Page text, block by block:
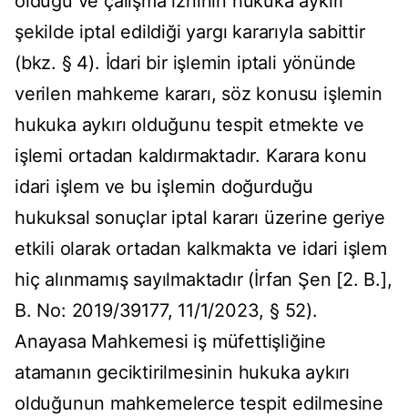
şekilde iptal edildiği yargı kararıyla sabittir
(bkz. § 4). İdari bir işlemin iptali yönünde
verilen mahkeme kararı, söz konusu işlemin
hukuka aykırı olduğunu tespit etmekte ve
işlemi ortadan kaldırmaktadır. Karara konu
idari işlem ve bu işlemin doğurduğu
hukuksal sonuçlar iptal kararı üzerine geriye
etkili olarak ortadan kalkmakta ve idari işlem
hiç alınmamış sayılmaktadır (İrfan Şen [2. B.],
B. No: 2019/39177, 11/1/2023, § 52).
Anayasa Mahkemesi iş müfettişliğine
atamanın geciktirilmesinin hukuka aykırı
olduğunun mahkemelerce tespit edilmesine